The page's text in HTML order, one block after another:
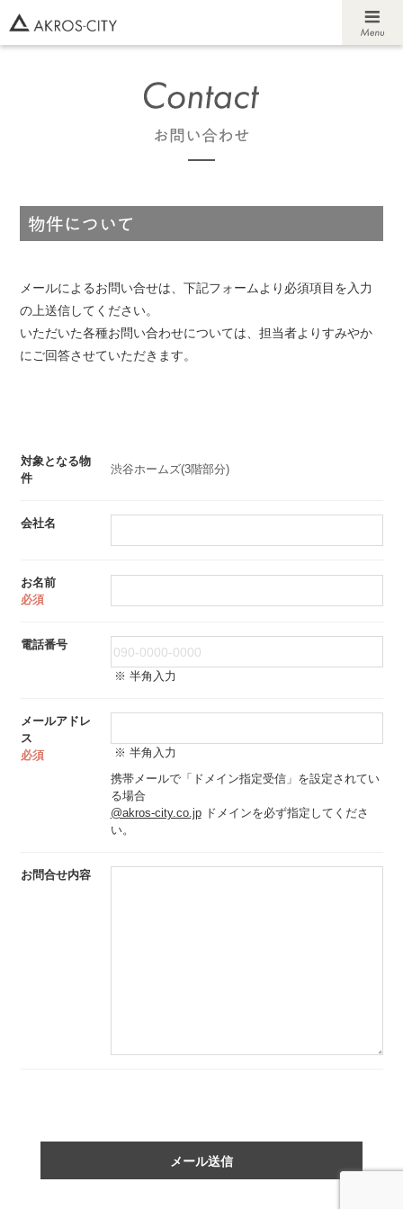
メールによるお問い合せは、下記フォームより必須項目を入力
の上送信してください。
いただいた各種お問い合わせについては、担当者よりすみやか
にご回答させていただきます。
対象となる物
件
渋谷ホームズ(3階部分)
会社名
お名前
必須
電話番号
※ 半角入力
メールアドレ
ス
必須
※ 半角入力
携帯メールで「ドメイン指定受信」を設定されてい
る場合
@akros-city.co.jpドメインを必ず指定してくださ
い。
お問合せ内容